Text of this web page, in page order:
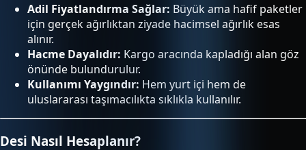
Adil Fiyatlandırma Sağlar: Büyük ama hafif paketler
için gerçek ağırlıktan ziyade hacimsel ağırlık esas
alınır.
Hacme Dayalıdır: Kargo aracında kapladığı alan göz
önünde bulundurulur.
Kullanımı Yaygındır: Hem yurt içi hem de
uluslararası taşımacılıkta sıklıkla kullanılır.
Desi Nasıl Hesaplanır?